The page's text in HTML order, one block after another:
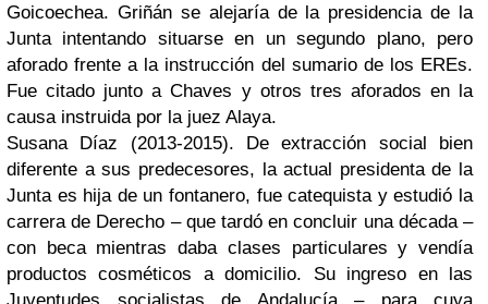
Goicoechea. Griñán se alejaría de la presidencia de la
Junta intentando situarse en un segundo plano, pero
aforado frente a la instrucción del sumario de los EREs.
Fue citado junto a Chaves y otros tres aforados en la
causa instruida por la juez Alaya.
Susana Díaz (2013-2015). De extracción social bien
diferente a sus predecesores, la actual presidenta de la
Junta es hija de un fontanero, fue catequista y estudió la
carrera de Derecho – que tardó en concluir una década –
con beca mientras daba clases particulares y vendía
productos cosméticos a domicilio. Su ingreso en las